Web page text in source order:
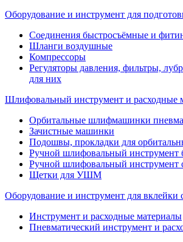
Оборудование и инструмент для
Соединения быстросъёмные и
Шланги воздушные
Компрессоры
Регуляторы давления, фильтры,
для них
Шлифовальный инструмент и расходные
Орбитальные шлифмашинки
Зачистные машинки
Подошвы, прокладки для
Ручной шлифовальный инструмент
Ручной шлифовальный инструмент
Щетки для УШМ
Оборудование и инструмент для вклейки
Инструмент и расходные материалы
Пневматический инструмент и